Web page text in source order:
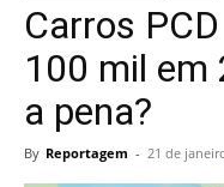
Carros
100 mil em
a pena?
By Reportagem - 21 de